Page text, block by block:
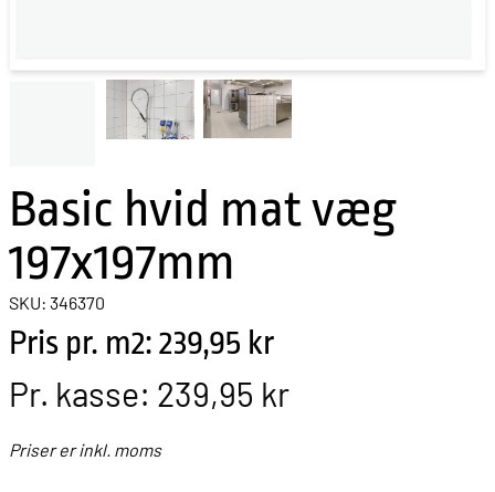
Basic hvid mat væg
197x197mm
SKU: 346370
Pris pr. m2: 239,95 kr
Pr. kasse: 239,95 kr
Priser er inkl. moms